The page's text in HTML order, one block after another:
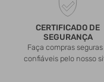
CERTIFICADO DE
SEGURANÇA
Faça compras seguras
confiáveis pelo nosso